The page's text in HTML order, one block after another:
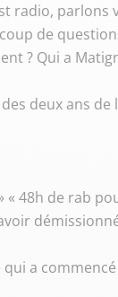
radio, parlons
de
? Qui a
deux ans
48h de rab
a